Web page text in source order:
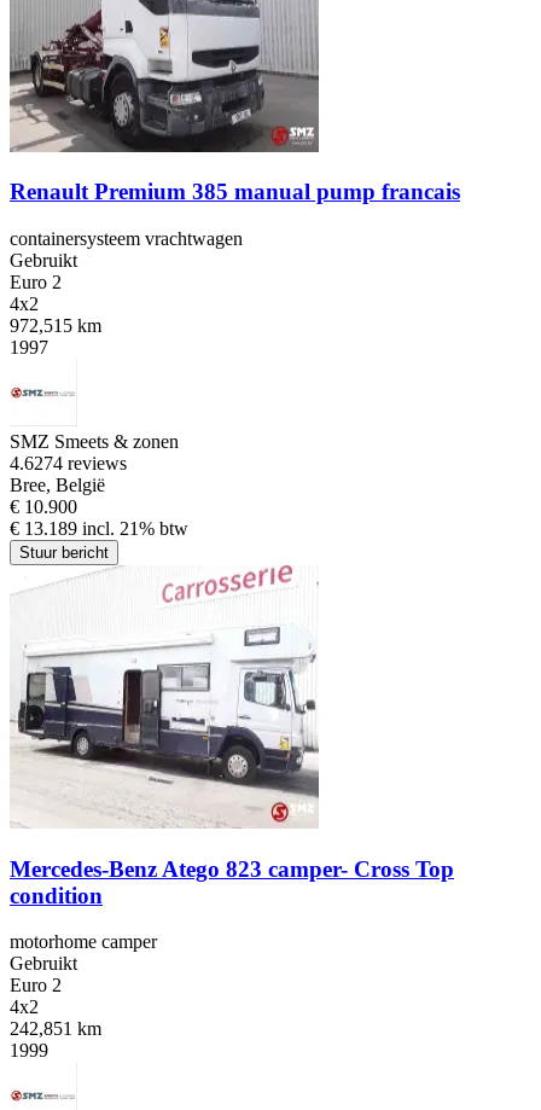
Renault Premium 385 manual pump francais
containersysteem vrachtwagen
Gebruikt
Euro 2
4x2
972,515 km
1997
SMZ Smeets & zonen
4.6274 reviews
Bree, België
€ 10.900
€ 13.189 incl. 21% btw
Stuur bericht
Mercedes-Benz Atego 823 camper- Cross Top
condition
motorhome camper
Gebruikt
Euro 2
4x2
242,851 km
1999